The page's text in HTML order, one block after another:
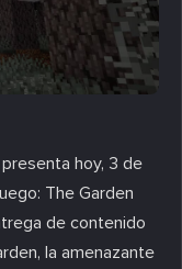
hoy, 3 de
The Garden
de contenido
la amenazante